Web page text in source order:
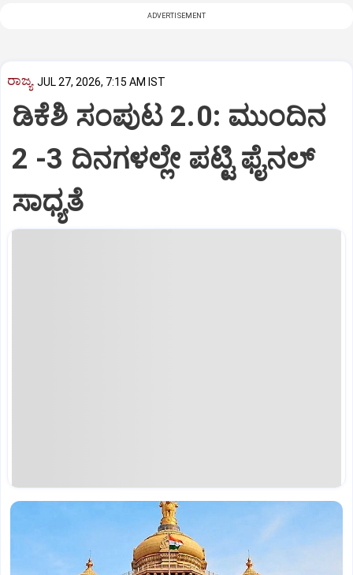
ADVERTISEMENT
ರಾಜ್ಯ JUL 27, 2026, 7:15 AM IST
ಡಿಕೆಶಿ ಸಂಪುಟ 2.0: ಮುಂದಿನ
2 -3 ದಿನಗಳಲ್ಲೇ ಪಟ್ಟಿ ಫೈನಲ್‌
ಸಾಧ್ಯತೆ